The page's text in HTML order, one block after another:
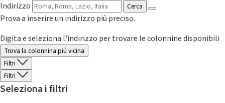
Indirizzo
Cerca
Prova a inserire un indirizzo più preciso.
Digita e seleziona l'indirizzo per trovare le colonnine disponibili
Trova la colonnina piú vicina
Filtri
Filtri
Seleziona i filtri